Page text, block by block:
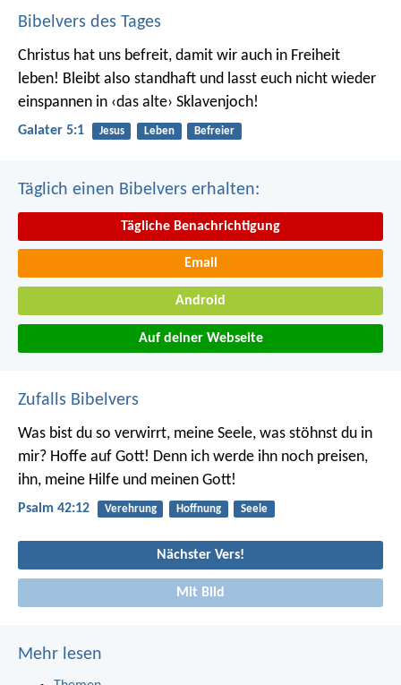
Bibelvers des Tages
Christus hat uns befreit, damit wir auch in Freiheit
leben! Bleibt also standhaft und lasst euch nicht wieder
einspannen in ‹das alte› Sklavenjoch!
Galater 5:1 Jesus Leben Befreier
Täglich einen Bibelvers erhalten:
Tägliche Benachrichtigung
Email
Android
Auf deiner Webseite
Zufalls Bibelvers
Was bist du so verwirrt, meine Seele, was stöhnst du in
mir? Hoffe auf Gott! Denn ich werde ihn noch preisen,
ihn, meine Hilfe und meinen Gott!
Psalm 42:12 Verehrung Hoffnung Seele
Nächster Vers!
Mit Bild
Mehr lesen